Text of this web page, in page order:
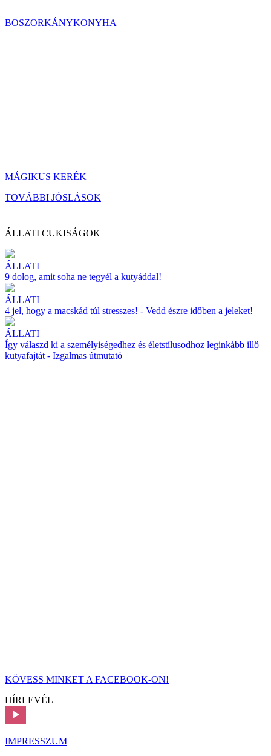
BOSZORKÁNYKONYHA
MÁGIKUS KERÉK
TOVÁBBI JÓSLÁSOK
ÁLLATI CUKISÁGOK
ÁLLATI
9 dolog, amit soha ne tegyél a kutyáddal!
ÁLLATI
4 jel, hogy a macskád túl stresszes! - Vedd észre időben a jeleket!
ÁLLATI
Így válaszd ki a személyiségedhez és életstílusodhoz leginkább illő
kutyafajtát - Izgalmas útmutató
KÖVESS MINKET A FACEBOOK-ON!
HÍRLEVÉL
IMPRESSZUM